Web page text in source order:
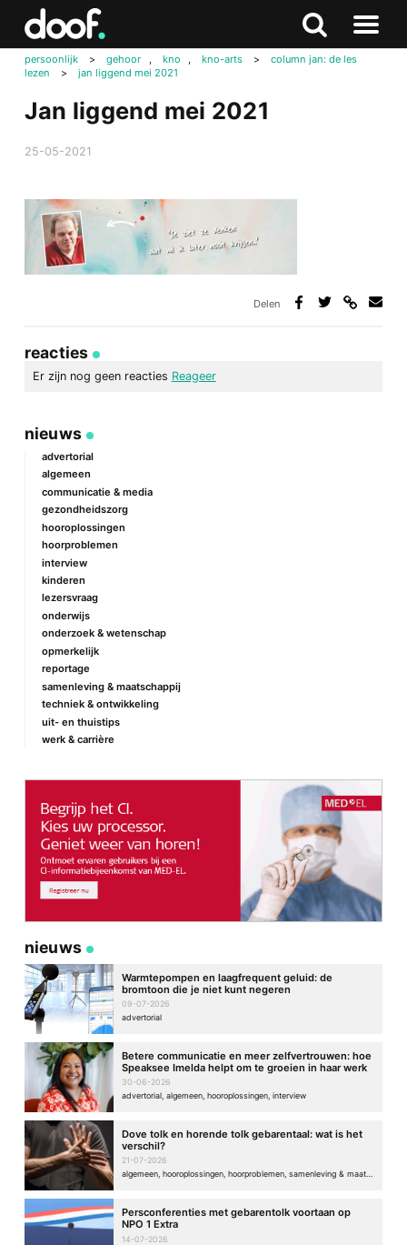
Zoeken
Naar
menu
persoonlijk > gehoor , kno , kno-arts >
column jan: de les
lezen
> jan liggend mei 2021
Jan liggend mei 2021
25-05-2021
Delen
reacties
Er zijn nog geen reacties Reageer
Je e-mailadres wordt niet gepubliceerd.
gemarkeerd met
*
Naam*
E-mail*
nieuws
advertorial
algemeen
communicatie & media
gezondheidszorg
hooroplossingen
hoorproblemen
interview
kinderen
lezersvraag
onderwijs
onderzoek & wetenschap
opmerkelijk
reportage
samenleving & maatschappij
techniek & ontwikkeling
uit- en thuistips
werk & carrière
nieuws
Warmtepompen en laagfrequent geluid: de
bromtoon die je niet kunt negeren
09-07-2026
advertorial
Betere communicatie en meer zelfvertrouwen: hoe
Speaksee Imelda helpt om te groeien in haar werk
30-06-2026
advertorial, algemeen, hooroplossingen, interview
Dove tolk en horende tolk gebarentaal: wat is het
verschil?
21-07-2026
Persconferenties met gebarentolk voortaan op
NPO 1 Extra
14-07-2026
Doof.nl
Zoeken
naar